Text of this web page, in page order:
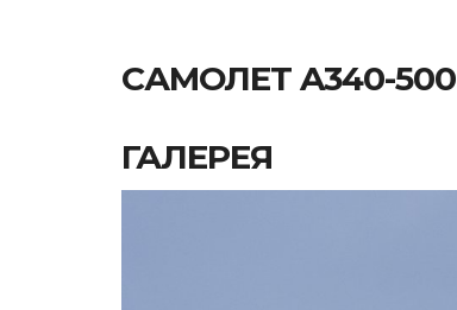
САМОЛЕТ A340-500
ГАЛЕРЕЯ